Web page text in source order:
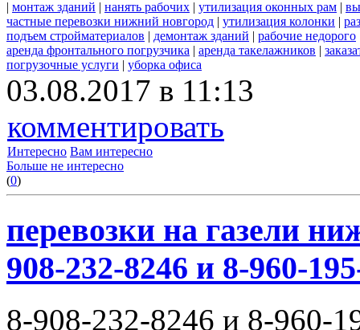
| монтаж зданий | нанять рабочих | утилизация оконных рам |
частные перевозки нижний новгород | утилизация колонки |
подъем стройматериалов | демонтаж зданий | рабочие недорого
аренда фронтального погрузчика | аренда такелажников |
погрузочные услуги | уборка офиса
03.08.2017 в 11:13
комментировать
Интересно Вам интересно
Больше не интересно
(0)
перевозки на газели
908-232-8246 и 8-960-
8-908-232-8246 и 8-960-